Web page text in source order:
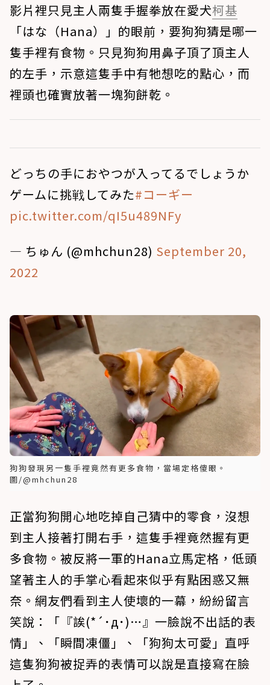
影片裡只見主人兩隻手握拳放在愛犬柯基
「はな（Hana）」的眼前，要狗狗猜是哪一
隻手裡有食物。只見狗狗用鼻子頂了頂主人
的左手，示意這隻手中有牠想吃的點心，而
裡頭也確實放著一塊狗餅乾。
どっちの手におやつが入ってるでしょうか
ゲームに挑戦してみた#コーギー
pic.twitter.com/qI5u489NFy
— ちゅん (@mhchun28) September 20,
2022
狗狗發現另一隻手裡竟然有更多食物，當場定格傻眼。
圖/@mhchun28
正當狗狗開心地吃掉自己猜中的零食，沒想
到主人接著打開右手，這隻手裡竟然握有更
多食物。被反將一軍的Hana立馬定格，低頭
望著主人的手掌心看起來似乎有點困惑又無
奈。網友們看到主人使壞的一幕，紛紛留言
笑說：「『誒(*´･д･)…』一臉說不出話的表
情」、「瞬間凍僵」、「狗狗太可愛」直呼
這隻狗狗被捉弄的表情可以說是直接寫在臉